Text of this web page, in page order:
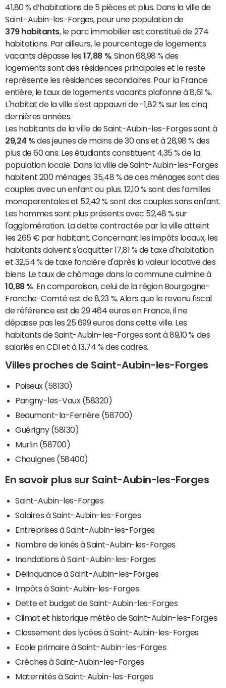
41,80 % d’habitations de 5 pièces et plus. Dans la ville de
Saint-Aubin-les-Forges, pour une population de
379 habitants, le parc immobilier est constitué de 274
habitations. Par ailleurs, le pourcentage de logements
vacants dépasse les17,88 % . Sinon 68,98 % des
logements sont des résidences principales et le reste
représente les résidences secondaires. Pour la France
entière, le taux de logements vacants plafonne à 8,61 %.
L'habitat de la ville s'est appauvri de -1,82 % sur les cinq
dernières années.
Les habitants de la ville de Saint-Aubin-les-Forges sont à
29,24 % des jeunes de moins de 30 ans et à 28,98 % des
plus de 60 ans. Les étudiants constituent 4,35 % de la
population locale. Dans la ville de Saint-Aubin-les-Forges
habitent 200 ménages. 35,48 % de ces ménages sont des
couples avec un enfant ou plus. 12,10 % sont des familles
monoparentales et 52,42 % sont des couples sans enfant.
Les hommes sont plus présents avec 52,48 % sur
l'agglomération. La dette contractée par la ville atteint
les 265 € par habitant. Concernant les impôts locaux, les
habitants doivent s'acquitter 17,81 % de taxe d'habitation
et 32,54 % de taxe foncière d'après la valeur locative des
biens. Le taux de chômage dans la commune culmine à
10,88 % . En comparaison, celui de la région Bourgogne-
Franche-Comté est de 8,23 %. Alors que le revenu fiscal
de référence est de 29 464 euros en France, il ne
dépasse pas les 25 699 euros dans cette ville. Les
habitants de Saint-Aubin-les-Forges sont à 89,10 % des
salariés en CDI et à 13,74 % des cadres.
Villes proches de Saint-Aubin-les-Forges
Poiseux (58130)
Parigny-les-Vaux (58320)
Beaumont-la-Ferrière (58700)
Guérigny (58130)
Murlin (58700)
Chaulgnes (58400)
En savoir plus sur Saint-Aubin-les-Forges
Saint-Aubin-les-Forges
Salaires à Saint-Aubin-les-Forges
Entreprises à Saint-Aubin-les-Forges
Nombre de kinés à Saint-Aubin-les-Forges
Inondations à Saint-Aubin-les-Forges
Délinquance à Saint-Aubin-les-Forges
Impôts à Saint-Aubin-les-Forges
Dette et budget de Saint-Aubin-les-Forges
Climat et historique météo de Saint-Aubin-les-Forges
Classement des lycées à Saint-Aubin-les-Forges
Ecole primaire à Saint-Aubin-les-Forges
Crèches à Saint-Aubin-les-Forges
Maternités à Saint-Aubin-les-Forges